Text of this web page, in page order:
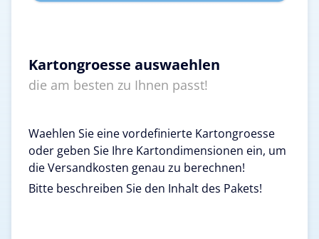
Kartongroesse auswaehlen
die am besten zu Ihnen passt!
Waehlen Sie eine vordefinierte Kartongroesse
oder geben Sie Ihre Kartondimensionen ein, um
die Versandkosten genau zu berechnen!
Bitte beschreiben Sie den Inhalt des Pakets!